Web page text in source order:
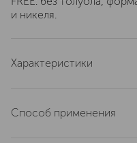
и никеля.
Характеристики
артикул
Способ применения